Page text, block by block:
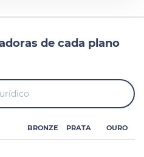
de cada plano
BRONZE PRATA OURO